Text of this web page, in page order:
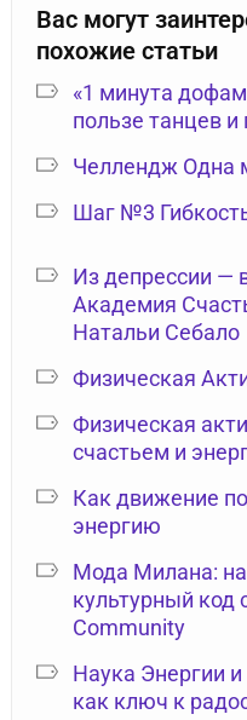
Вас могут
похожие статьи
«1 минута
пользе танцев
Челлендж Одна
Шаг №3
Из депрессии —
Академия
Натальи Себало
Физическая
Физическая
счастьем и
Как движение
энергию
Мода Милана:
культурный код
Community
Наука Энергии
как ключ к